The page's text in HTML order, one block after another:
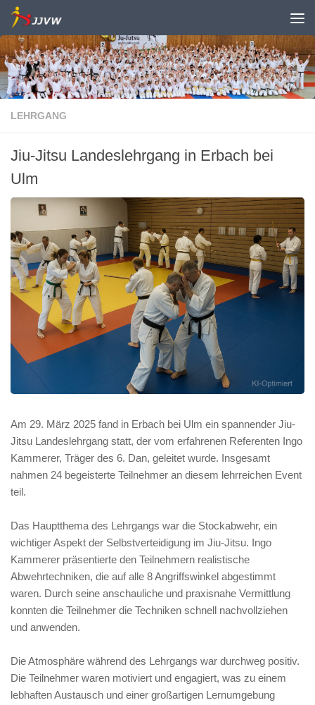
Zum Inhalt springen
LEHRGANG
Jiu-Jitsu Landeslehrgang in Erbach bei
Ulm
Am 29. März 2025 fand in Erbach bei Ulm ein spannender Jiu-
Jitsu Landeslehrgang statt, der vom erfahrenen Referenten Ingo
Kammerer, Träger des 6. Dan, geleitet wurde. Insgesamt
nahmen 24 begeisterte Teilnehmer an diesem lehrreichen Event
teil.
Das Hauptthema des Lehrgangs war die Stockabwehr, ein
wichtiger Aspekt der Selbstverteidigung im Jiu-Jitsu. Ingo
Kammerer präsentierte den Teilnehmern realistische
Abwehrtechniken, die auf alle 8 Angriffswinkel abgestimmt
waren. Durch seine anschauliche und praxisnahe Vermittlung
konnten die Teilnehmer die Techniken schnell nachvollziehen
und anwenden.
Die Atmosphäre während des Lehrgangs war durchweg positiv.
Die Teilnehmer waren motiviert und engagiert, was zu einem
lebhaften Austausch und einer großartigen Lernumgebung